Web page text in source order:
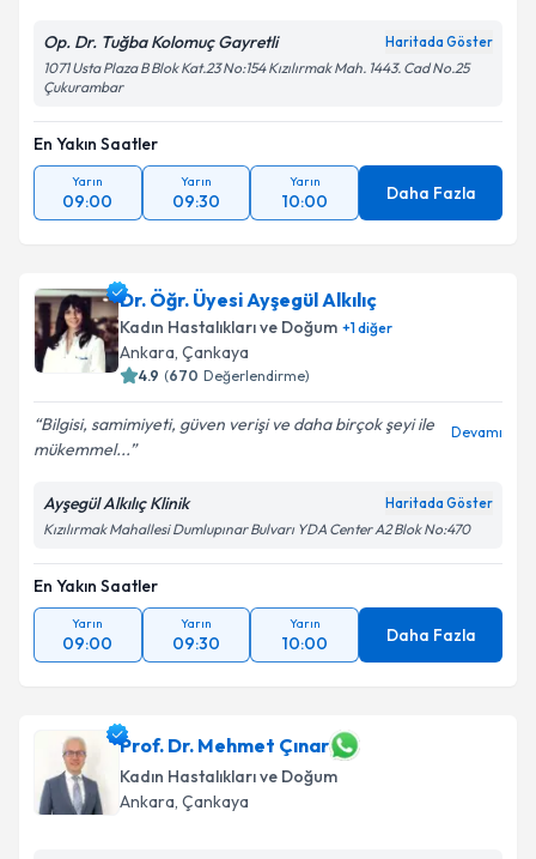
Op. Dr. Tuğba Kolomuç Gayretli Haritada Göster
1071 Usta Plaza B Blok Kat.23 No:154 Kızılırmak Mah. 1443. Cad No.25
Çukurambar
En Yakın Saatler
Yarın
09:00
Yarın
09:30
Yarın
10:00 Daha Fazla
Dr. Öğr. Üyesi Ayşegül Alkılıç
Kadın Hastalıkları ve Doğum +1diğer
Ankara, Çankaya
4.9 (670 Değerlendirme)
Bilgisi, samimiyeti, güven verişi ve daha birçok şeyi ile
mükemmel...
Devamı
Ayşegül Alkılıç Klinik Haritada Göster
Kızılırmak Mahallesi Dumlupınar Bulvarı YDA Center A2 Blok No:470
En Yakın Saatler
Yarın
09:00
Yarın
09:30
Yarın
10:00 Daha Fazla
Prof. Dr. Mehmet Çınar
Kadın Hastalıkları ve Doğum
Ankara, Çankaya